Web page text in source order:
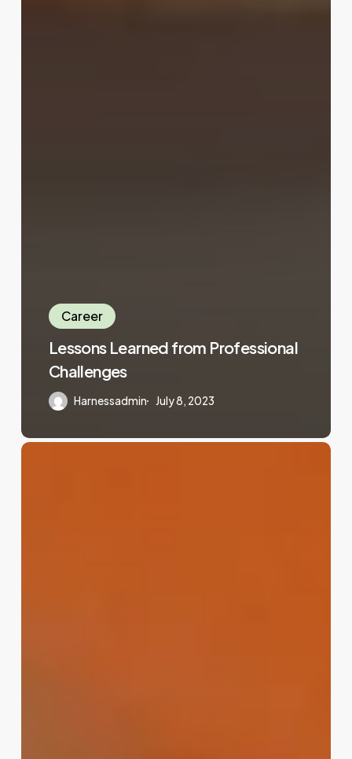
Career
Lessons Learned from Professional
Challenges
Harnessadmin July 8, 2023